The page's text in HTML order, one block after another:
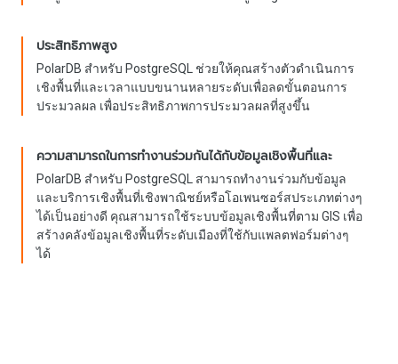
ประสิทธิภาพสูง
PolarDB สำหรับ PostgreSQL ช่วยให้คุณสร้างตัวดำเนินการ
เชิงพื้นที่และเวลาแบบขนานหลายระดับเพื่อลดขั้นตอนการ
ประมวลผล เพื่อประสิทธิภาพการประมวลผลที่สูงขึ้น
ความสามารถในการทำงานร่วมกันได้กับข้อมูลเชิงพื้นที่และ
บริการ
PolarDB สำหรับ PostgreSQL สามารถทำงานร่วมกับข้อมูล
และบริการเชิงพื้นที่เชิงพาณิชย์หรือโอเพนซอร์สประเภทต่างๆ
ได้เป็นอย่างดี คุณสามารถใช้ระบบข้อมูลเชิงพื้นที่ตาม GIS เพื่อ
สร้างคลังข้อมูลเชิงพื้นที่ระดับเมืองที่ใช้กับแพลตฟอร์มต่างๆ
ได้